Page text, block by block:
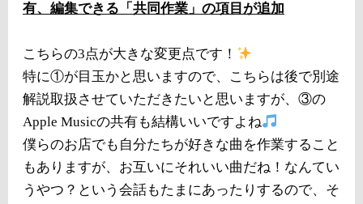
有、編集できる「共同作業」の項目が追加
こちらの3点が大きな変更点です！
特に①が目玉かと思いますので、こちらは後で別途
解説取扱させていただきたいと思いますが、③の
Apple Musicの共有も結構いいですよね
僕らのお店でも自分たちが好きな曲を作業すること
もありますが、お互いにそれいい曲だね！なんてい
うやつ？という会話もたまにあったりするので、そ